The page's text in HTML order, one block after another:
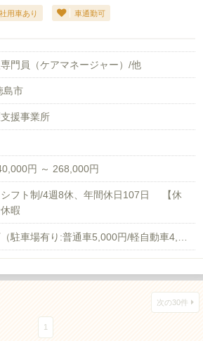
社用車あり 車通勤可
門員（ケアマネージャー）/他
島市
援事業所
円 ～ 268,000円
シフト制/4週8休、年間休日107日 【休
暇
次の30件
1